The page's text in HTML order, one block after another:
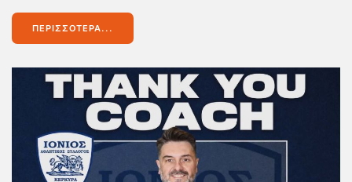
ΠΕΡΙΣΣΌΤΕΡΑ...